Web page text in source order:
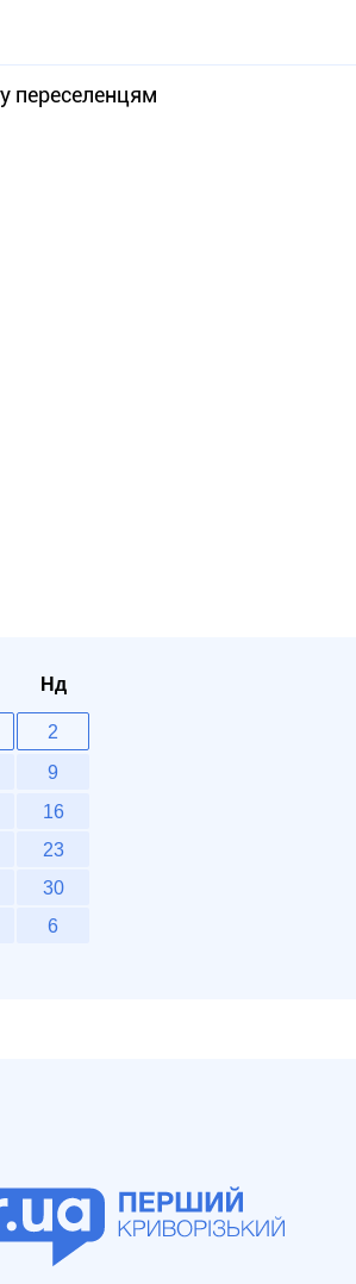
переселенцям
Нд
2
9
16
23
30
6